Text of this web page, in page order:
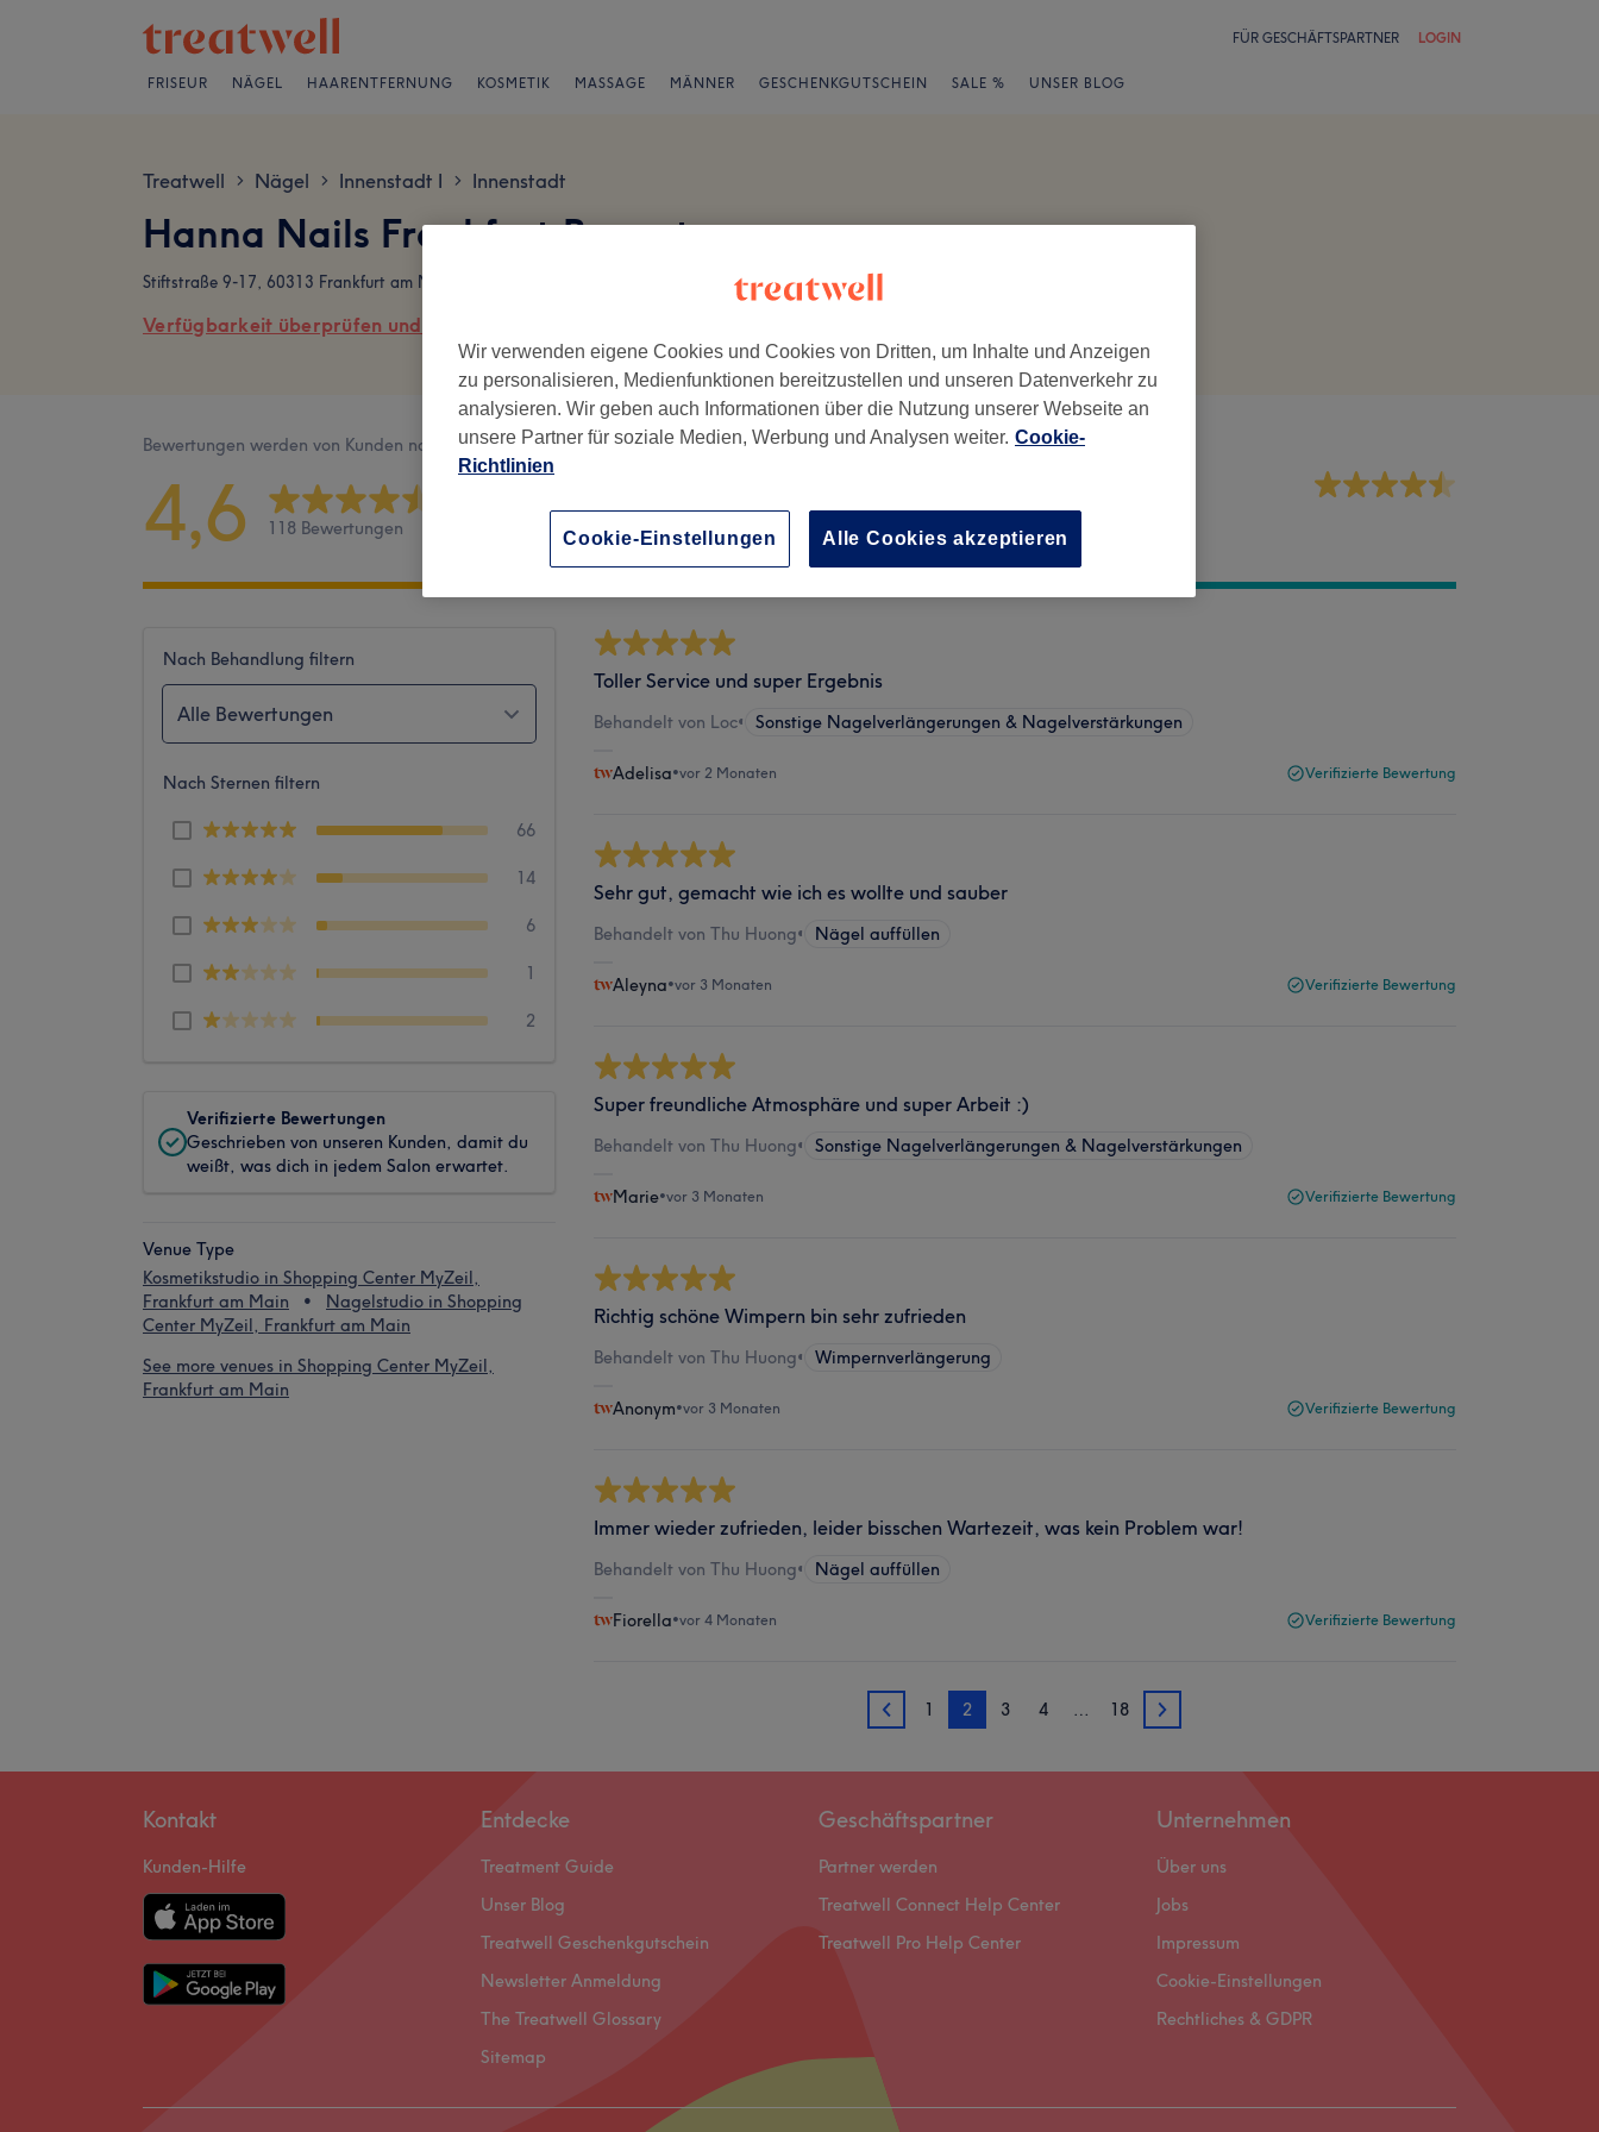
FÜR GESCHÄFTSPARTNER LOGIN
FRISEUR NÄGEL HAARENTFERNUNG KOSMETIK MASSAGE MÄNNER GESCHENKGUTSCHEIN SALE % UNSER BLOG
Treatwell > Nägel > Innenstadt I > Innenstadt
Hanna Nails Frankfurt Bewertungen
Stiftstraße 9-17, 60313 Frankfurt am Main
Verfügbarkeit überprüfen und online buchen
Bewertungen werden von Kunden nach ihrem Besuch geschrieben.
4,6 118 Bewertungen Sauberkeit
Nach Behandlung filtern
Alle Bewertungen
Nach Sternen filtern
66
14
6
1
2
Verifizierte Bewertungen
Geschrieben von unseren Kunden, damit du
weißt, was dich in jedem Salon erwartet.
Venue Type
Kosmetikstudio in Shopping Center MyZeil,
Frankfurt am Main
Nagelstudio in Shopping
Center MyZeil, Frankfurt am Main
See more venues in Shopping Center MyZeil,
Frankfurt am Main
Toller Service und super Ergebnis
Behandelt von Loc• Sonstige Nagelverlängerungen & Nagelverstärkungen
Adelisa•vor 2 Monaten Verifizierte Bewertung
Sehr gut, gemacht wie ich es wollte und sauber
Behandelt von Thu Huong• Nägel auffüllen
Aleyna•vor 3 Monaten Verifizierte Bewertung
Super freundliche Atmosphäre und super Arbeit :)
Behandelt von Thu Huong• Sonstige Nagelverlängerungen & Nagelverstärkungen
Marie•vor 3 Monaten Verifizierte Bewertung
Richtig schöne Wimpern bin sehr zufrieden
Behandelt von Thu Huong• Wimpernverlängerung
Anonym•vor 3 Monaten Verifizierte Bewertung
Immer wieder zufrieden, leider bisschen Wartezeit, was kein Problem war!
Behandelt von Thu Huong• Nägel auffüllen
Fiorella•vor 4 Monaten Verifizierte Bewertung
1 1 2 3 4 … 18 3
Kontakt
Kunden-Hilfe
Entdecke
Treatment Guide
Unser Blog
Treatwell Geschenkgutschein
Newsletter Anmeldung
The Treatwell Glossary
Sitemap
Geschäftspartner
Partner werden
Treatwell Connect Help Center
Treatwell Pro Help Center
Unternehmen
Über uns
Jobs
Impressum
Cookie-Einstellungen
Rechtliches & GDPR
Wir verwenden eigene Cookies und Cookies von Dritten, um Inhalte und Anzeigen
zu personalisieren, Medienfunktionen bereitzustellen und unseren Datenverkehr zu
analysieren. Wir geben auch Informationen über die Nutzung unserer Webseite an
unsere Partner für soziale Medien, Werbung und Analysen weiter. Cookie-
Richtlinien
Cookie-Einstellungen Alle Cookies akzeptieren